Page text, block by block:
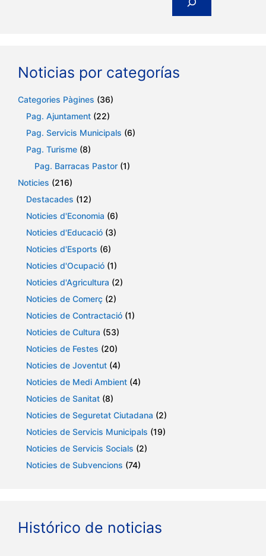
Noticias por categorías
Categories Pàgines (36)
Pag. Ajuntament (22)
Pag. Servicis Municipals (6)
Pag. Turisme (8)
Pag. Barracas Pastor (1)
Noticies (216)
Destacades (12)
Noticies d'Economia (6)
Noticies d'Educació (3)
Noticies d'Esports (6)
Noticies d'Ocupació (1)
Noticies d'Agricultura (2)
Noticies de Comerç (2)
Noticies de Contractació (1)
Noticies de Cultura (53)
Noticies de Festes (20)
Noticies de Joventut (4)
Noticies de Medi Ambient (4)
Noticies de Sanitat (8)
Noticies de Seguretat Ciutadana (2)
Noticies de Servicis Municipals (19)
Noticies de Servicis Socials (2)
Noticies de Subvencions (74)
Histórico de noticias